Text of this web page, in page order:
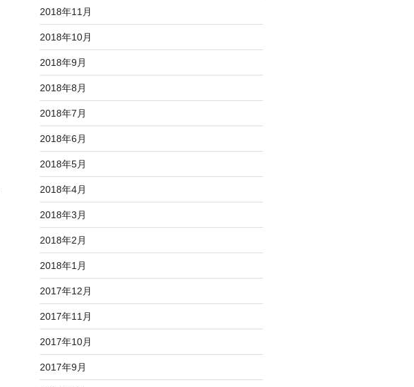
2018年11月
2018年10月
2018年9月
2018年8月
2018年7月
2018年6月
2018年5月
2018年4月
2018年3月
2018年2月
2018年1月
2017年12月
2017年11月
2017年10月
2017年9月